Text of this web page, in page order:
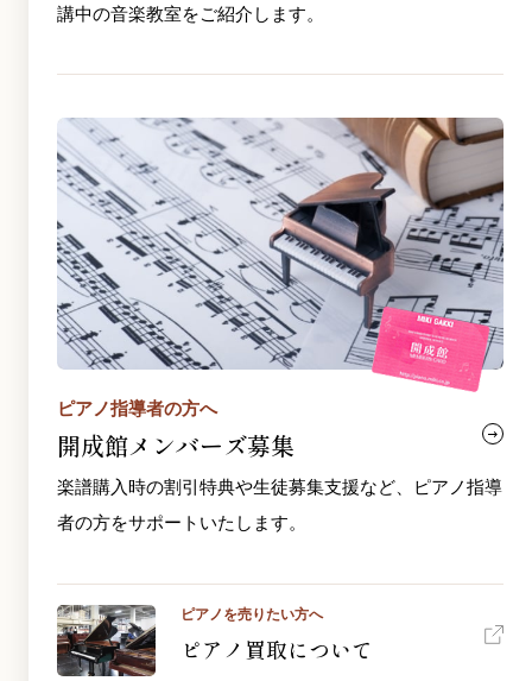
講中の音楽教室をご紹介します。
ピアノ指導者の方へ
開成館メンバーズ募集
楽譜購入時の割引特典や生徒募集支援など、ピアノ指導
者の方をサポートいたします。
ピアノを売りたい方へ
ピアノ買取について